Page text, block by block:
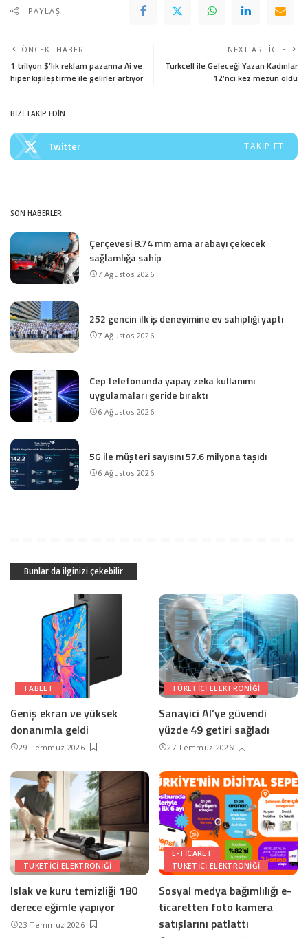
PAYLAŞ
ÖNCEKI HABER
1 trilyon $’lık reklam pazarına Ai ve
hiper kişileştirme ile gelirler artıyor
NEXT ARTICLE
Turkcell ile Geleceği Yazan Kadınlar
12’nci kez mezun oldu
BİZİ TAKİP EDİN
Twitter TAKIP ET
SON HABERLER
Çerçevesi 8.74 mm ama arabayı çekecek
sağlamlığa sahip
7 Ağustos 2026
252 gencin ilk iş deneyimine ev sahipliği yaptı
7 Ağustos 2026
Cep telefonunda yapay zeka kullanımı
uygulamaları geride bıraktı
6 Ağustos 2026
5G ile müşteri sayısını 57.6 milyona taşıdı
6 Ağustos 2026
Bunlar da ilginizi çekebilir
TABLET
Geniş ekran ve yüksek
donanımla geldi
29 Temmuz 2026
TÜKETICI ELEKTRONIĞI
Sanayici AI’ye güvendi
yüzde 49 getiri sağladı
27 Temmuz 2026
TÜKETICI ELEKTRONIĞI
Islak ve kuru temizliği 180
derece eğimle yapıyor
23 Temmuz 2026
E-TICARET
TÜKETICI ELEKTRONIĞI
Sosyal medya bağımlılığı e-
ticaretten foto kamera
satışlarını patlattı